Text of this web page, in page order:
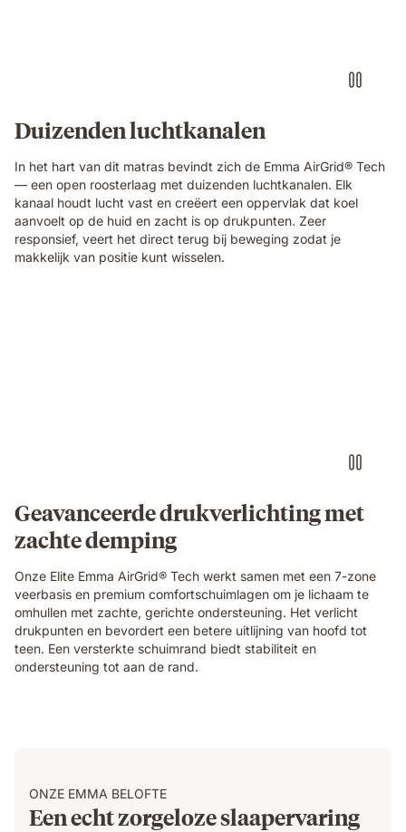
fibrous
showing
the
material
technology
of
the
Duizenden luchtkanalen
In het hart van dit matras bevindt zich de Emma AirGrid® Tech
— een open roosterlaag met duizenden luchtkanalen. Elk
kanaal houdt lucht vast en creëert een oppervlak dat koel
aanvoelt op de huid en zacht is op drukpunten. Zeer
responsief, veert het direct terug bij beweging zodat je
makkelijk van positie kunt wisselen.
foam
layer
of
the
Emma
Original
Elite
mattress,
demonstrating
Geavanceerde drukverlichting met
zachte demping
Onze Elite Emma AirGrid® Tech werkt samen met een 7-zone
veerbasis en premium comfortschuimlagen om je lichaam te
omhullen met zachte, gerichte ondersteuning. Het verlicht
drukpunten en bevordert een betere uitlijning van hoofd tot
teen. Een versterkte schuimrand biedt stabiliteit en
ondersteuning tot aan de rand.
ONZE EMMA BELOFTE
Een echt zorgeloze slaapervaring